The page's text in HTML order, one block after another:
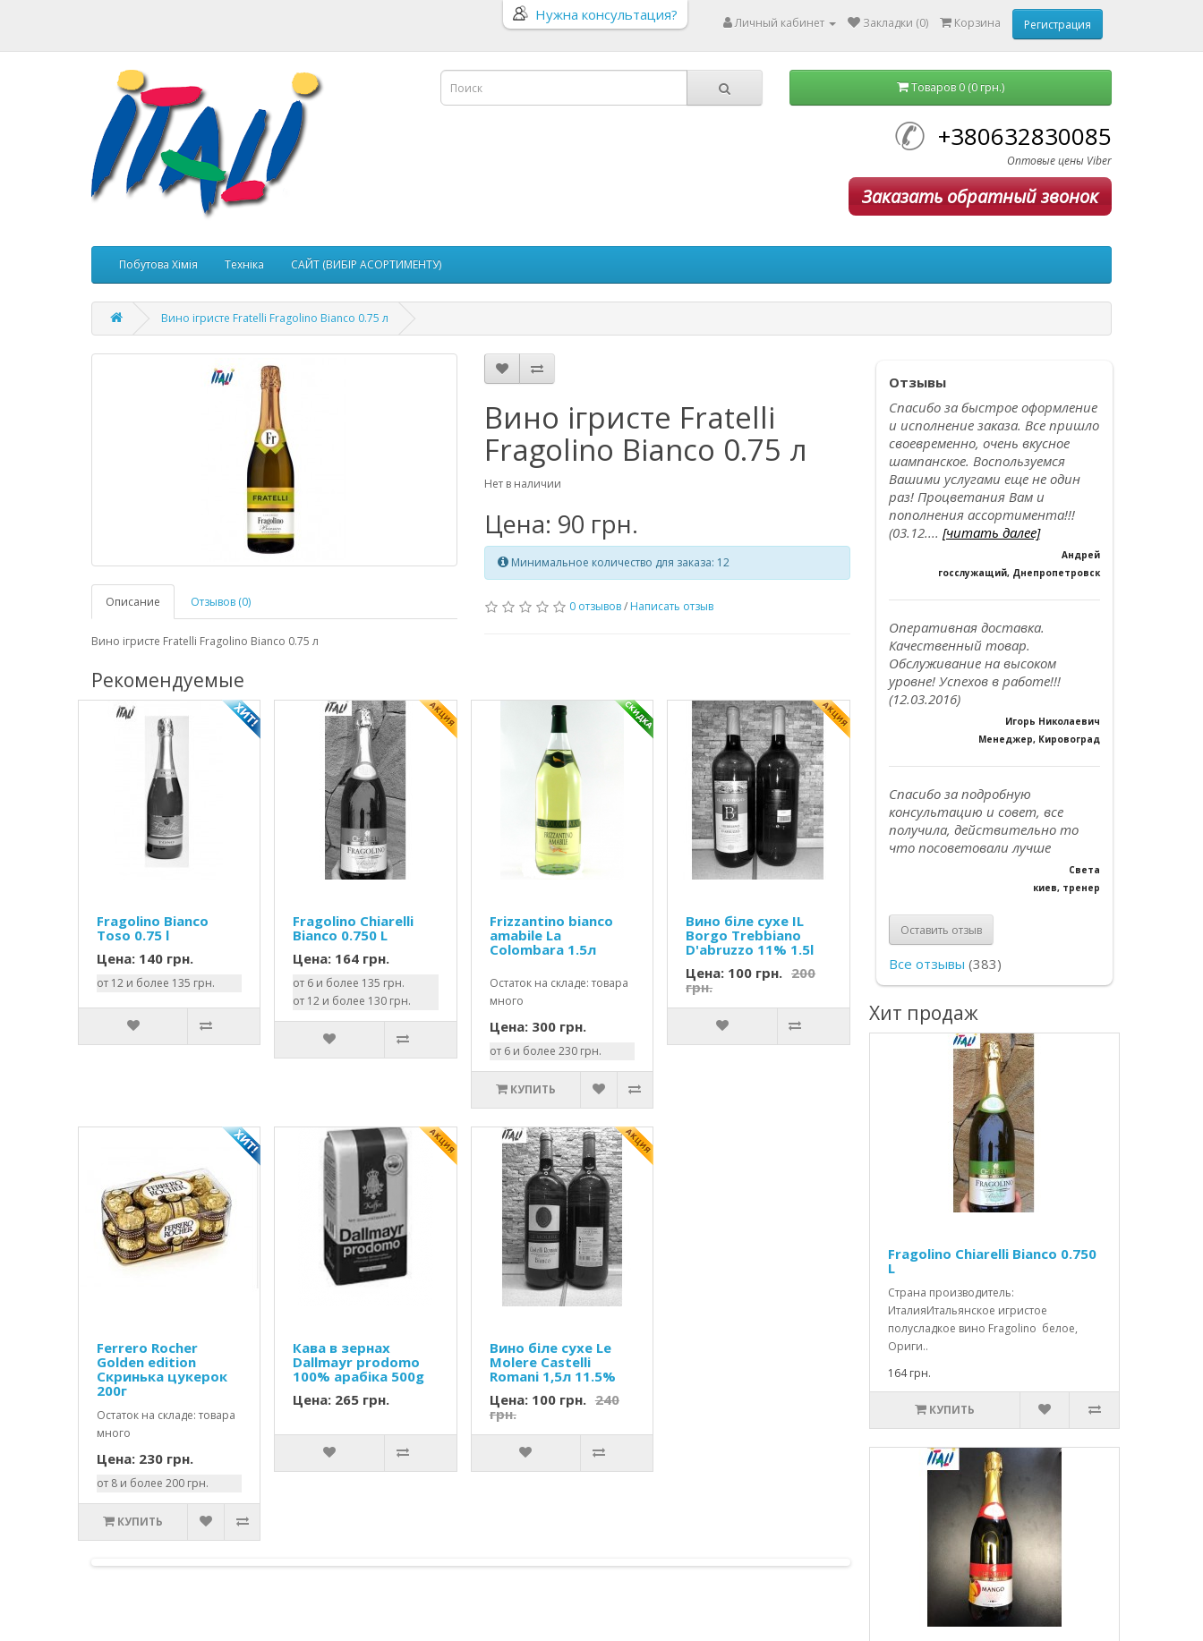
Личный кабинет Закладки (0) Корзина Регистрация
Нужна консультация?
Товаров 0 (0 грн.)
+380632830085
Оптовые цены Viber
Заказать обратный звонок
Побутова Хімія Техніка САЙТ (ВИБІР АСОРТИМЕНТУ)
Вино ігристе Fratelli Fragolino Bianco 0.75 л
Описание Отзывов (0)
Вино ігристе Fratelli Fragolino Bianco 0.75 л
Вино ігристе Fratelli
Fragolino Bianco 0.75 л
Нет в наличии
Цена: 90 грн.
Минимальное количество для заказа: 12
0 отзывов/ Написать отзыв
Рекомендуемые
Fragolino Bianco
Toso 0.75 l
Цена: 140 грн.
от 12 и более 135 грн.
Fragolino Chiarelli
Bianco 0.750 L
Цена: 164 грн.
от 6 и более 135 грн.
от 12 и более 130 грн.
Frizzantino bianco
amabile La
Colombara 1.5л
Остаток на складе: товара
много
Цена: 300 грн.
от 6 и более 230 грн.
КУПИТЬ
Вино біле сухе IL
Borgo Trebbiano
D'abruzzo 11% 1.5l
Цена: 100 грн. 200
грн.
Ferrero Rocher
Golden edition
Скринька цукерок
200г
Остаток на складе: товара
много
Цена: 230 грн.
от 8 и более 200 грн.
КУПИТЬ
Кава в зернах
Dallmayr prodomo
100% арабіка 500g
Цена: 265 грн.
Вино біле сухе Le
Molere Castelli
Romani 1,5л 11.5%
Цена: 100 грн. 240
грн.
Отзывы
Спасибо за быстрое оформление
и исполнение заказа. Все пришло
своевременно, очень вкусное
шампанское. Воспользуемся
Вашими услугами еще не один
раз! Процветания Вам и
пополнения ассортимента!!!
(03.12.... [читать далее]
Андрей
госслужащий, Днепропетровск
Оперативная доставка.
Качественный товар.
Обслуживание на высоком
уровне! Успехов в работе!!!
(12.03.2016)
Игорь Николаевич
Менеджер, Кировоград
Спасибо за подробную
консультацию и совет, все
получила, действительно то
что посоветовали лучше
Света
киев, тренер
Оставить отзыв
Все отзывы (383)
Хит продаж
Fragolino Chiarelli Bianco 0.750
L
Страна производитель:
ИталияИтальянское игристое
полусладкое вино Fragolino белое,
Ориги..
164 грн.
КУПИТЬ